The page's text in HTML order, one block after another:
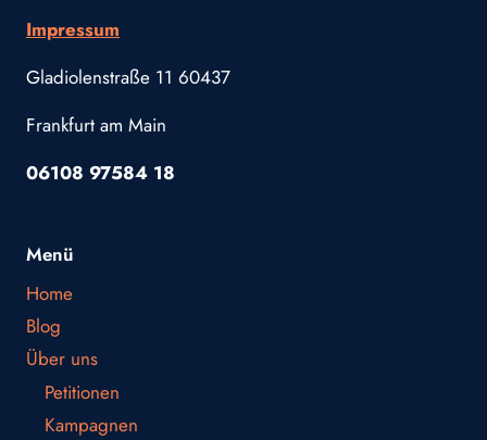
Impressum
Gladiolenstraße 11 60437
Frankfurt am Main
06108 97584 18
Menü
Home
Blog
Über uns
Petitionen
Kampagnen